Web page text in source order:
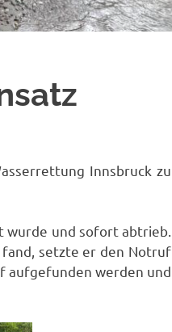
Innsbruck zu
wurde und sofort abtrieb.
fand, setzte er den Notruf
aufgefunden werden und